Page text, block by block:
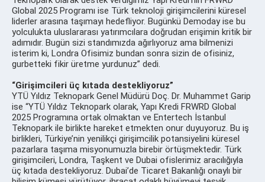
Global 2025 Programı ise Türk teknoloji girişimcilerini küresel
liderler arasına taşımayı hedefliyor. Bugünkü Demoday ise bu
yolculukta uluslararası yatırımcılara doğrudan erişimin kritik bir
adımıdır. Bugün sizi standımızda ağırlıyoruz ama bilmenizi
isterim ki, Londra Ofisimiz bundan sonra sizin de ofisiniz,
gurbetteki fikir üretme yurdunuz” dedi.
“Girişimcileri üç kıtada destekliyoruz”
YTÜ Yıldız Teknopark Genel Müdürü Doç. Dr. Muhammet Garip
ise “YTÜ Yıldız Teknopark olarak, Yapı Kredi FRWRD Global
2025 Programına ortak olmaktan ve Entertech İstanbul
Teknopark ile birlikte hareket etmekten onur duyuyoruz. Bu iş
birlikleri, Türkiye’nin yenilikçi girişimcilik potansiyelini küresel
pazarlara taşıma misyonumuzla birebir örtüşmektedir. Türk
girişimcileri, Londra, Taşkent ve Dubai ofislerimiz aracılığıyla
üç kıtada destekliyoruz. Dubai’de Ticaret Bakanlığı onaylı bir